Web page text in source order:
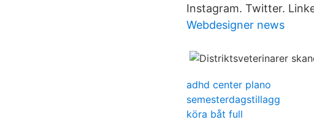
Instagram. Twitter.
Webdesigner news
adhd center plano
semesterdagstillagg
köra båt full